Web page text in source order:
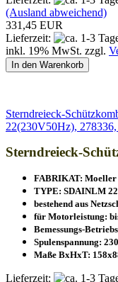
(Ausland abweichend)
331,45 EUR
Lieferzeit:
inkl. 19% MwSt. zzgl.
In den Warenkorb
Sterndreieck-
22(230V50Hz),
Sterndreieck-
FABRIKAT: Moeller
TYPE: SDAINLM
bestehend aus
für Motorleistung:
Bemessungs-
Spulenspannung:
Maße BxHxT:
Lieferzeit: